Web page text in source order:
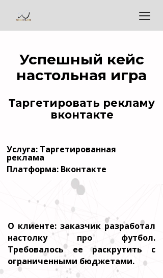
Таргетировать рекламу
вконтакте
Успешный кейс
настольная игра
Услуга: Таргетированная
реклама
Платформа: Вконтакте
О клиенте: заказчик разработал
настолку про футбол.
Требовалось ее раскрутить с
ограниченными бюджетами.